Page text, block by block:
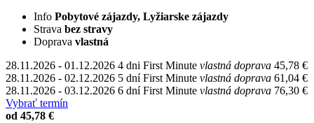
Info Pobytové zájazdy, Lyžiarske zájazdy
Strava bez stravy
Doprava vlastná
28.11.2026 - 01.12.2026 4 dni First Minute vlastná doprava 45,78 €
28.11.2026 - 02.12.2026 5 dní First Minute vlastná doprava 61,04 €
28.11.2026 - 03.12.2026 6 dní First Minute vlastná doprava 76,30 €
Vybrať termín
od 45,78 €